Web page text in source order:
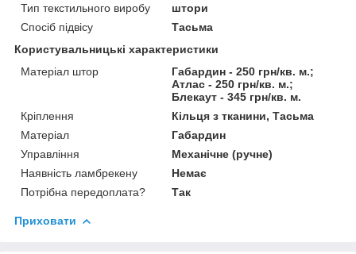
Тип текстильного виробу
штори
Спосіб підвісу
Тасьма
Користувальницькі характеристики
Матеріал штор
Габардин - 250 грн/кв. м.;
Атлас - 250 грн/кв. м.;
Блекаут - 345 грн/кв. м.
Кріплення
Кільця з тканини, Тасьма
Матеріал
Габардин
Управління
Механічне (ручне)
Наявність ламбрекену
Немає
Потрібна передоплата?
Так
Приховати